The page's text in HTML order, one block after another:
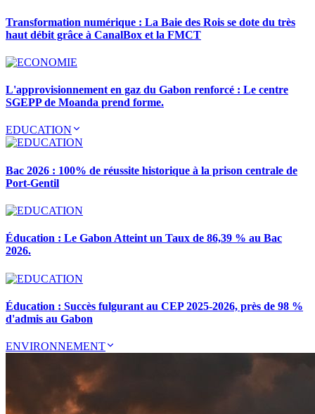
Transformation numérique : La Baie des Rois se dote du très
haut débit grâce à CanalBox et la FMCT
L'approvisionnement en gaz du Gabon renforcé : Le centre
SGEPP de Moanda prend forme.
EDUCATION
Bac 2026 : 100% de réussite historique à la prison centrale de
Port-Gentil
Éducation : Le Gabon Atteint un Taux de 86,39 % au Bac
2026.
Éducation : Succès fulgurant au CEP 2025-2026, près de 98 %
d'admis au Gabon
ENVIRONNEMENT